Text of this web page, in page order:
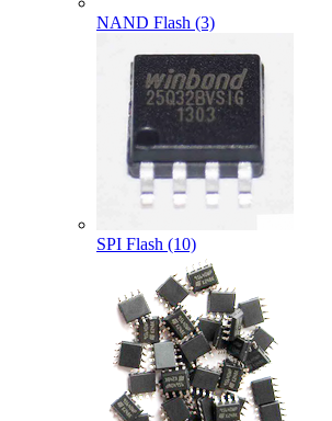
NAND Flash (3)
SPI Flash (10)